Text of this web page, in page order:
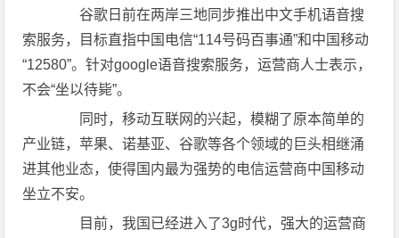
谷歌日前在两岸三地同步推出中文手机语音搜
索服务，目标直指中国电信“114号码百事通”和中国移动
“12580”。针对google语音搜索服务，运营商人士表示，
不会“坐以待毙”。
同时，移动互联网的兴起，模糊了原本简单的
产业链，苹果、诺基亚、谷歌等各个领域的巨头相继涌
进其他业态，使得国内最为强势的电信运营商中国移动
坐立不安。
目前，我国已经进入了3g时代，强大的运营商